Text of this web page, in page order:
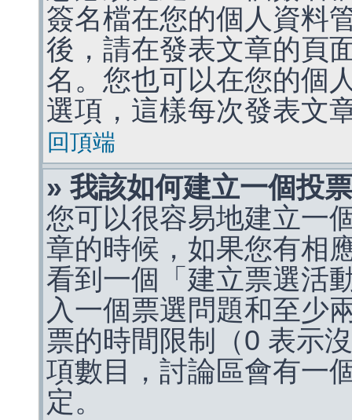
簽名檔在您的個人資料
後，請在發表文章的頁
名。您也可以在您的個
選項，這樣每次發表文
回頂端
» 我該如何建立一個投
您可以很容易地建立一
章的時候，如果您有相
看到一個「建立票選活
入一個票選問題和至少
票的時間限制（0 表示
項數目，討論區會有一
定。